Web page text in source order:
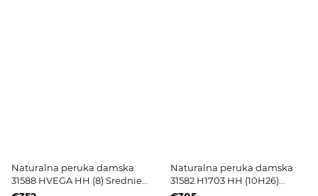
Naturalna peruka damska
31588 HVEGA HH (8) Sredniej
długości jasnobrązowe włosy
Naturalna peruka damska
31582 H1703 HH (10H26)
russetowe krótkie włosy